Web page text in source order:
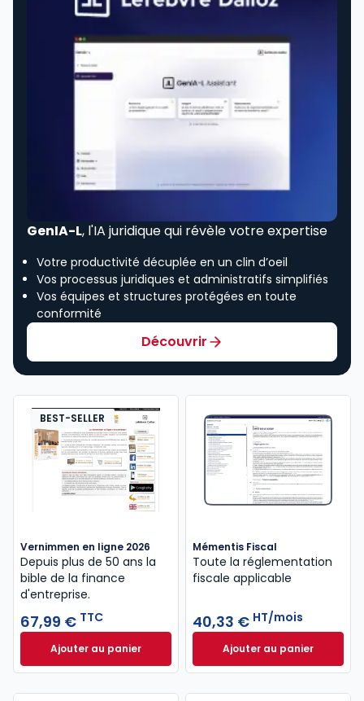
GenIA-L, l'IA juridique qui révèle votre expertise
Votre productivité décuplée en un clin d’oeil
Vos processus juridiques et administratifs simplifiés
Vos équipes et structures protégées en toute
conformité
Découvrir
BEST-SELLER
Vernimmen en ligne 2026
Depuis plus de 50 ans la
bible de la finance
d'entreprise.
67,99 € TTC
Ajouter au panierVernimmen en ligne 2026 à 67,99 € TTC
Mémentis Fiscal
Toute la réglementation
fiscale applicable
40,33 € HT/mois
Ajouter au panier
Mémentis Fiscal